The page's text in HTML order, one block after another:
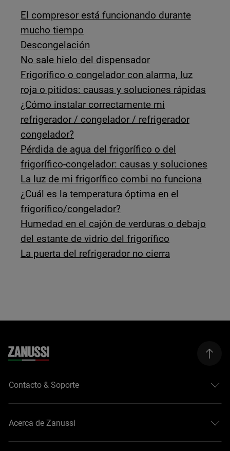
El compresor está funcionando durante
mucho tiempo
Descongelación
No sale hielo del dispensador
Frigorífico o congelador con alarma, luz
roja o pitidos: causas y soluciones rápidas
¿Cómo instalar correctamente mi
refrigerador / congelador / refrigerador
congelador?
Pérdida de agua del frigorífico o del
frigorífico-congelador: causas y soluciones
La luz de mi frigorífico combi no funciona
¿Cuál es la temperatura óptima en el
frigorífico/congelador?
Humedad en el cajón de verduras o debajo
del estante de vidrio del frigorífico
La puerta del refrigerador no cierra
Contacto & Soporte
Acerca de Zanussi